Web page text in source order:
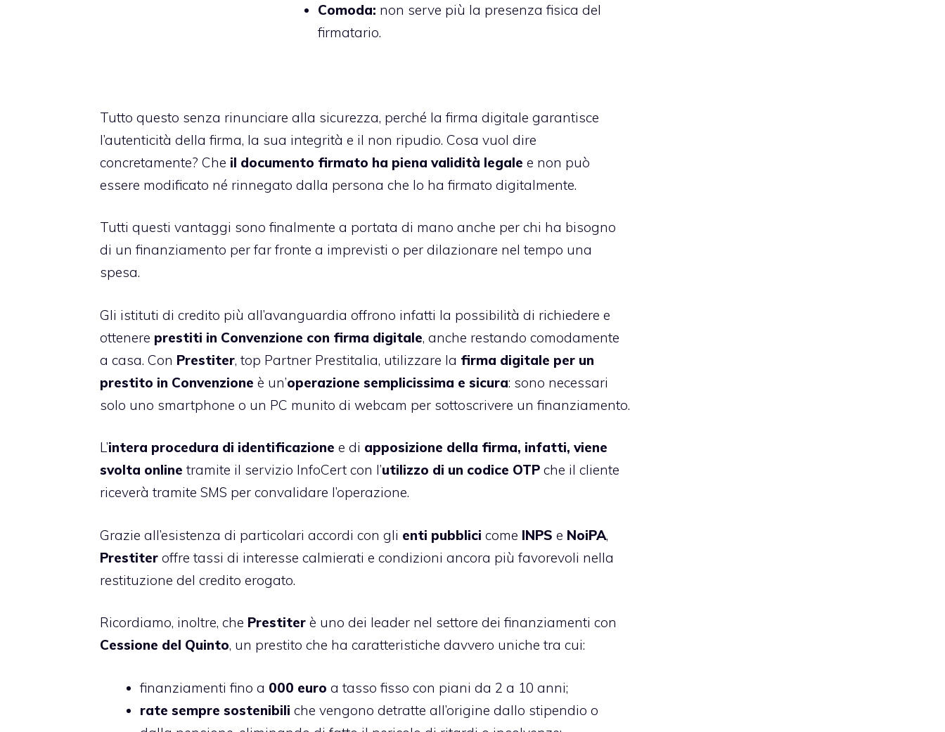
Comoda: non serve più la presenza fisica del
firmatario.
Tutto questo senza rinunciare alla sicurezza, perché la firma digitale garantisce
l’autenticità della firma, la sua integrità e il non ripudio. Cosa vuol dire
concretamente? Che il documento firmato ha piena validità legale e non può
essere modificato né rinnegato dalla persona che lo ha firmato digitalmente.
Tutti questi vantaggi sono finalmente a portata di mano anche per chi ha bisogno
di un finanziamento per far fronte a imprevisti o per dilazionare nel tempo una
spesa.
Gli istituti di credito più all’avanguardia offrono infatti la possibilità di richiedere e
ottenere prestiti in Convenzione con firma digitale, anche restando comodamente
a casa. Con Prestiter, top Partner Prestitalia, utilizzare la firma digitale per un
prestito in Convenzione è un’operazione semplicissima e sicura: sono necessari
solo uno smartphone o un PC munito di webcam per sottoscrivere un finanziamento.
L’intera procedura di identificazione e di apposizione della firma, infatti, viene
svolta online tramite il servizio InfoCert con l’utilizzo di un codice OTP che il cliente
riceverà tramite SMS per convalidare l’operazione.
Grazie all’esistenza di particolari accordi con gli enti pubblici come INPS e NoiPA,
Prestiter offre tassi di interesse calmierati e condizioni ancora più favorevoli nella
restituzione del credito erogato.
Ricordiamo, inoltre, che Prestiter è uno dei leader nel settore dei finanziamenti con
Cessione del Quinto, un prestito che ha caratteristiche davvero uniche tra cui:
finanziamenti fino a 000 euro a tasso fisso con piani da 2 a 10 anni;
rate sempre sostenibili che vengono detratte all’origine dallo stipendio o